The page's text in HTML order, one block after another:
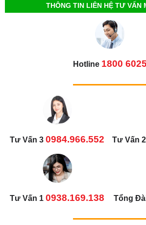
THÔNG TIN LIÊN HỆ TƯ VẤN
Hotline 1800 6025
Tư Vấn 3 0984.966.552 Tư Vấn 2
Tư Vấn 1 0938.169.138 Tổng